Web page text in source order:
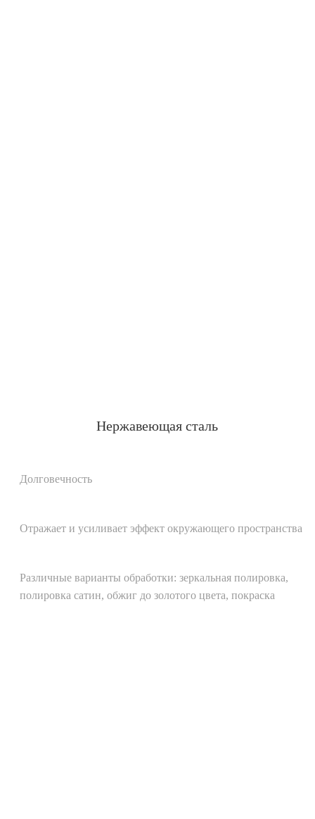
Нержавеющая сталь
Долговечность
Отражает и усиливает эффект окружающего пространства
Различные варианты обработки: зеркальная полировка,
полировка сатин, обжиг до золотого цвета, покраска